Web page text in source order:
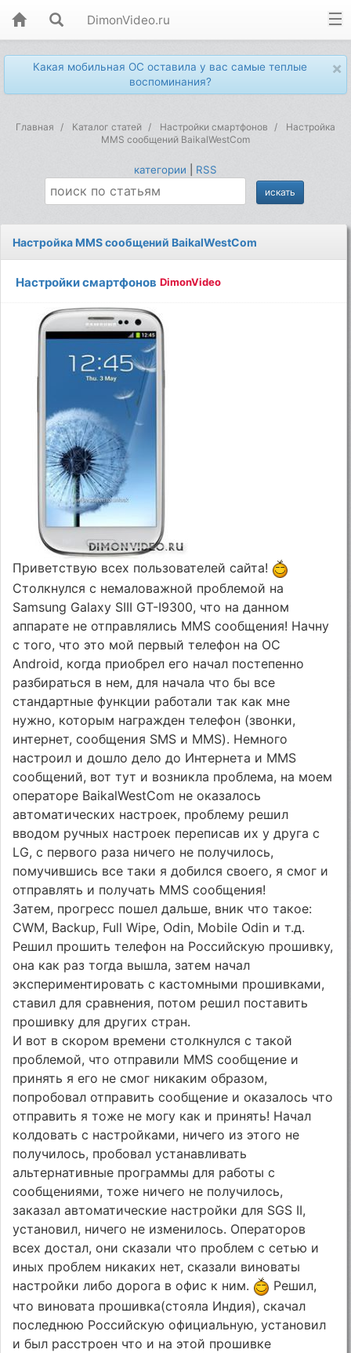
DimonVideo.ru
×
Какая мобильная ОС оставила у вас самые теплые
воспоминания?
Главная Каталог статей Настройки смартфонов
Настройка
MMS сообщений BaikalWestCom
категории RSS
Настройка MMS сообщений BaikalWestCom
Настройки смартфонов DimonVideo
Приветствую всех пользователей сайта!
Столкнулся с немаловажной проблемой на
Samsung Galaxy SIII GT-I9300, что на данном
аппарате не отправлялись MMS сообщения! Начну
с того, что это мой первый телефон на ОС
Android, когда приобрел его начал постепенно
разбираться в нем, для начала что бы все
стандартные функции работали так как мне
нужно, которым награжден телефон (звонки,
интернет, сообщения SMS и ММS). Немного
настроил и дошло дело до Интернета и MMS
сообщений, вот тут и возникла проблема, на моем
операторе BaikalWestCom не оказалось
автоматических настроек, проблему решил
вводом ручных настроек переписав их у друга с
LG, с первого раза ничего не получилось,
помучившись все таки я добился своего, я смог и
отправлять и получать MMS сообщения!
Затем, прогресс пошел дальше, вник что такое:
CWM, Backup, Full Wipe, Odin, Mobile Odin и т.д.
Решил прошить телефон на Российскую прошивку,
она как раз тогда вышла, затем начал
экспериментировать с кастомными прошивками,
ставил для сравнения, потом решил поставить
прошивку для других стран.
И вот в скором времени столкнулся с такой
проблемой, что отправили MMS сообщение и
принять я его не смог никаким образом,
попробовал отправить сообщение и оказалось что
отправить я тоже не могу как и принять! Начал
колдовать с настройками, ничего из этого не
получилось, пробовал устанавливать
альтернативные программы для работы с
сообщениями, тоже ничего не получилось,
заказал автоматические настройки для SGS II,
установил, ничего не изменилось. Операторов
всех достал, они сказали что проблем с сетью и
иных проблем никаких нет, сказали виноваты
настройки либо дорога в офис к ним.
Решил,
что виновата прошивка(стояла Индия), скачал
последнюю Российскую официальную, установил
и был расстроен что и на этой прошивке